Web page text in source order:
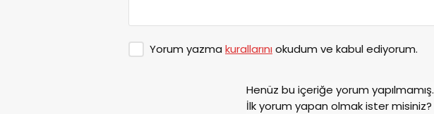
Yorum yazma kurallarını okudum ve kabul ediyorum.
Henüz bu içeriğe yorum yapılmamış.
İlk yorum yapan olmak ister misiniz?